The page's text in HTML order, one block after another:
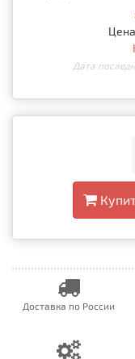
Дата
Доставка по России